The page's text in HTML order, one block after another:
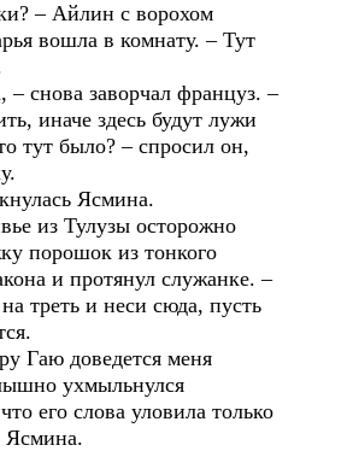
– Айлин с ворохом
вошла в комнату. – Тут
– снова заворчал француз. –
иначе здесь будут лужи
тут было? – спросил он,
Ясмина.
из Тулузы осторожно
порошок из тонкого
и протянул служанке. –
треть и неси сюда, пусть
Гаю доведется меня
ухмыльнулся
его слова уловила только
Ясмина.